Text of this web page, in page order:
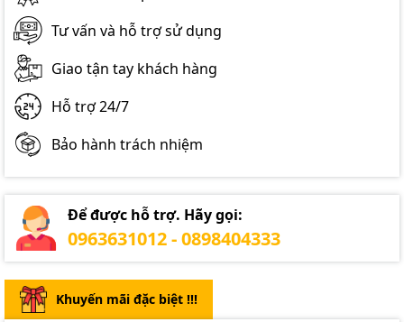
Tư vấn và hỗ trợ sử dụng
Giao tận tay khách hàng
Hỗ trợ 24/7
Bảo hành trách nhiệm
Để được hỗ trợ. Hãy gọi:
0963631012 - 0898404333
Khuyến mãi đặc biệt !!!